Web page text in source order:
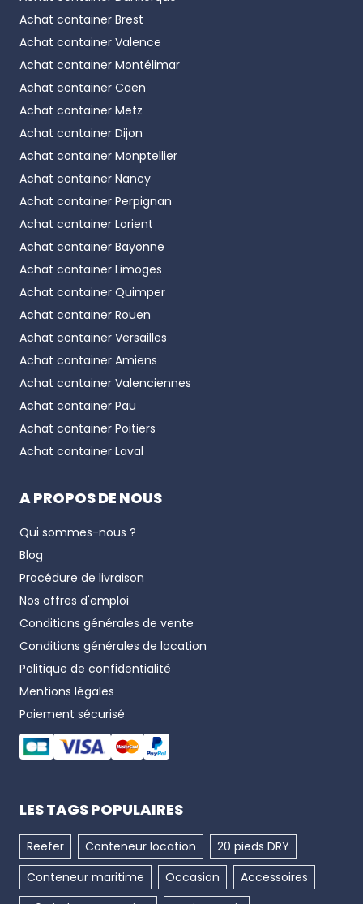
Achat container Brest
Achat container Valence
Achat container Montélimar
Achat container Caen
Achat container Metz
Achat container Dijon
Achat container Monptellier
Achat container Nancy
Achat container Perpignan
Achat container Lorient
Achat container Bayonne
Achat container Limoges
Achat container Quimper
Achat container Rouen
Achat container Versailles
Achat container Amiens
Achat container Valenciennes
Achat container Pau
Achat container Poitiers
Achat container Laval
A PROPOS DE NOUS
Qui sommes-nous ?
Blog
Procédure de livraison
Nos offres d'emploi
Conditions générales de vente
Conditions générales de location
Politique de confidentialité
Mentions légales
Paiement sécurisé
LES TAGS POPULAIRES
Reefer Conteneur location
20 pieds DRY
Conteneur maritime
Occasion
Accessoires